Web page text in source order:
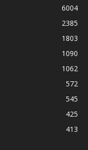
6004
2385
1803
1090
1062
572
545
425
413